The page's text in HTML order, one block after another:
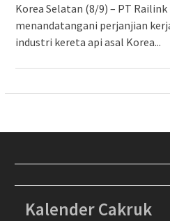
Korea Selatan (8/9) – PT
menandatangani perjanjian
industri kereta api asal Korea...
Kalender Cakruk